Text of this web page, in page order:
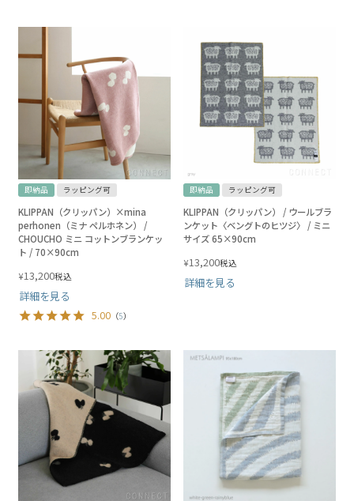
即納品 ラッピング可
KLIPPAN（クリッパン）×mina
perhonen（ミナ ペルホネン） /
CHOUCHO ミニ コットンブランケッ
ト / 70×90cm
¥13,200税込
詳細を見る
5.00 （5）
即納品 ラッピング可
KLIPPAN（クリッパン） / ウールブラ
ンケット〈ベングトのヒツジ〉 / ミニ
サイズ 65×90cm
¥13,200税込
詳細を見る